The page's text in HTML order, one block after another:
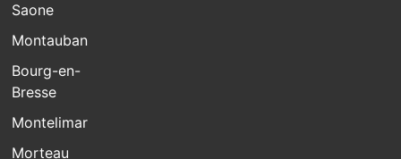
Saone
Montauban
Bourg-en-
Bresse
Montelimar
Morteau